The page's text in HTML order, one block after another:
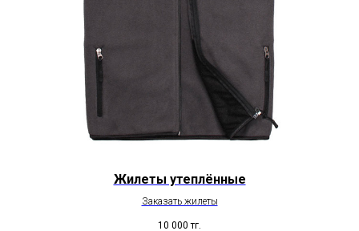
Жилеты утеплённые
Заказать жилеты
10 000 тг.